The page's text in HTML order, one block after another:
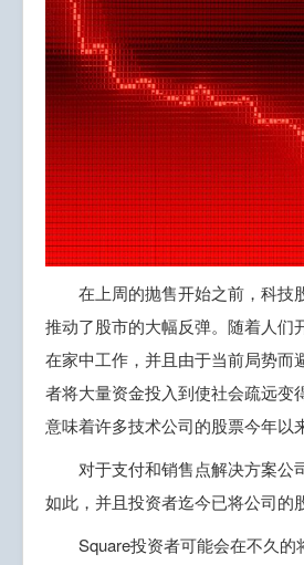
在上周的抛售开始之前，科技
推动了股市的大幅反弹。随着人们
在家中工作，并且由于当前局势而
者将大量资金投入到使社会疏远变
意味着许多技术公司的股票今年以
对于支付和销售点解决方案公
如此，并且投资者迄今已将公司的
Square投资者可能会在不久的